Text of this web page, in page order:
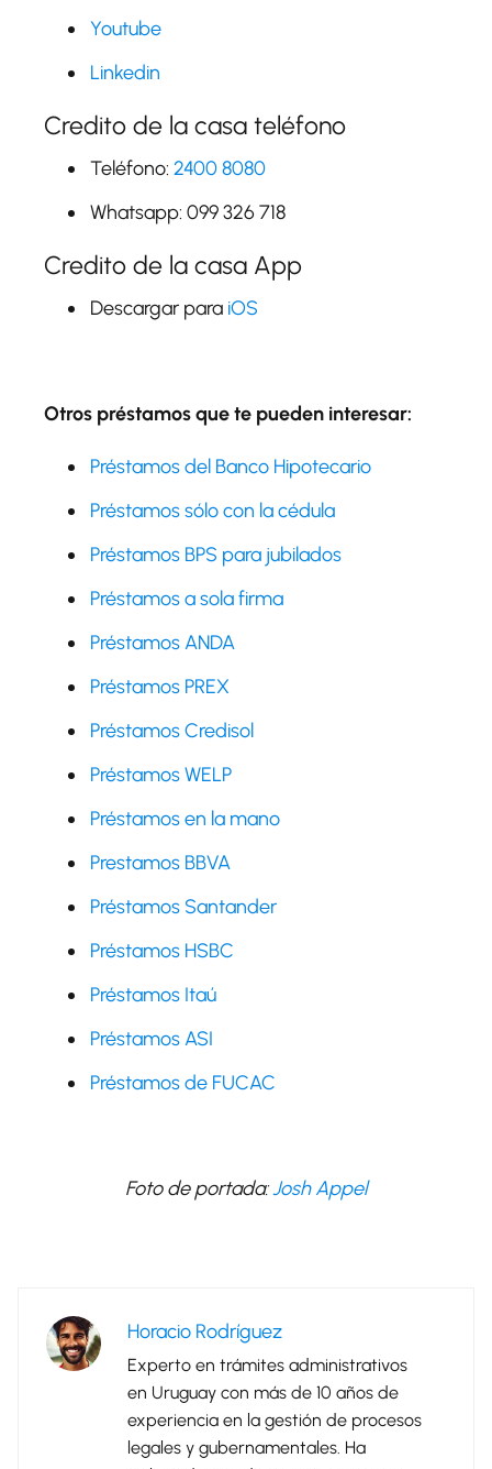
Youtube
Linkedin
Credito de la casa teléfono
Teléfono: 2400 8080
Whatsapp: 099 326 718
Credito de la casa App
Descargar para iOS
Otros préstamos que te pueden interesar:
Préstamos del Banco Hipotecario
Préstamos sólo con la cédula
Préstamos BPS para jubilados
Préstamos a sola firma
Préstamos ANDA
Préstamos PREX
Préstamos Credisol
Préstamos WELP
Préstamos en la mano
Prestamos BBVA
Préstamos Santander
Préstamos HSBC
Préstamos Itaú
Préstamos ASI
Préstamos de FUCAC
Foto de portada:Josh Appel
Horacio Rodríguez
Experto en trámites administrativos
en Uruguay con más de 10 años de
experiencia en la gestión de procesos
legales y gubernamentales. Ha